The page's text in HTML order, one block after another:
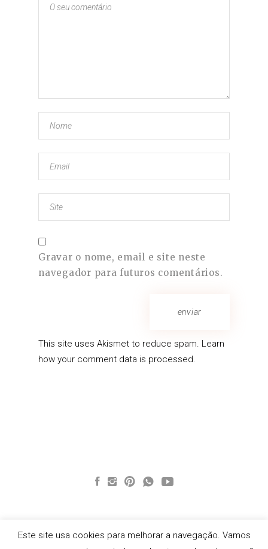
Gravar o nome, email e site neste
navegador para futuros comentários.
enviar
This site uses Akismet to reduce spam. Learn
how your comment data is processed.
Este site usa cookies para melhorar a navegação. Vamos